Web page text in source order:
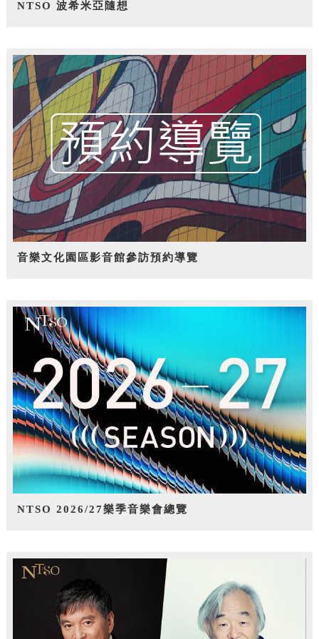
NTSO 波希米亞隨想
音樂文化園區影音館參訪預約導覽
NTSO 2026/27樂季音樂會總覽